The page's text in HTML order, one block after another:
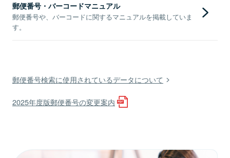
郵便番号・バーコードマニュアル
郵便番号や、バーコードに関するマニュアルを掲載していま
す。
郵便番号検索に使用されているデータについて
2025年度版郵便番号の変更案内